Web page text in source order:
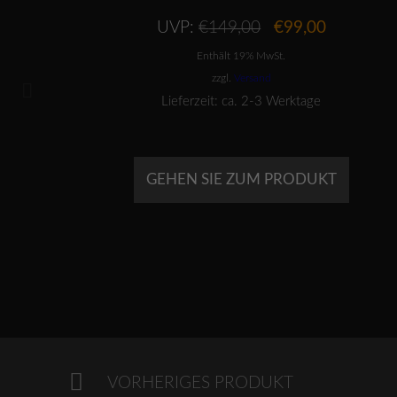
UVP: €149,00
Ursprünglicher
war:
€99,00Aktueller
Enthält 19% MwSt.
zzgl. Versand
Lieferzeit: ca. 2-3 Werktage
GEHEN SIE ZUM PRODUKT
VORHERIGES PRODUKT